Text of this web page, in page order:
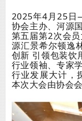
2025年4月25日
协会主办、河源
第五届第2次会
源汇景希尔顿逸
创新 引领包装饮
行业领袖、专家
行业发展大计，
本次大会由协会